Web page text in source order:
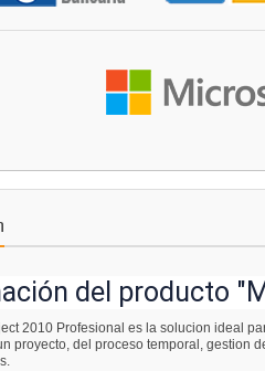
del producto
2010 Profesional es la solucion ideal
proyecto, del proceso temporal, gestion